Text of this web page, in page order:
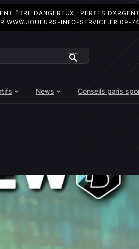
ÊTRE DANGEREUX : PERTES
WWW.JOUEURS-INFO-SERVICE.FR 09-
News Conseils paris